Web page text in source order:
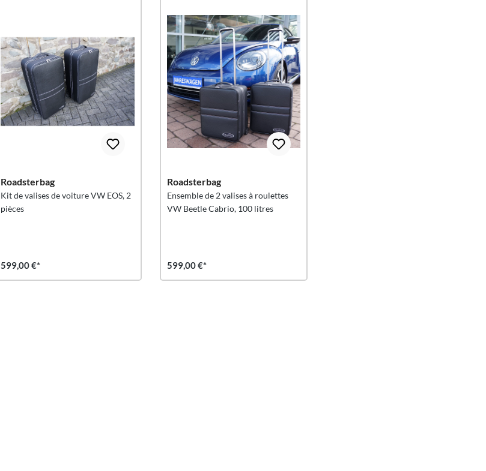
Roadsterbag
Kit de valises de voiture VW EOS, 2
pièces
599,00 €*
Roadsterbag
Ensemble de 2 valises à roulettes
VW Beetle Cabrio, 100 litres
599,00 €*